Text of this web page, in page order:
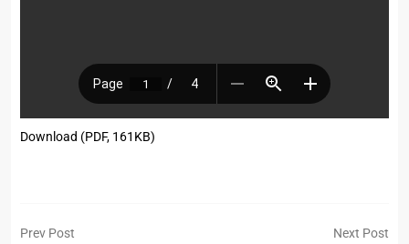
Download (PDF, 161KB)
Prev Post Next Post